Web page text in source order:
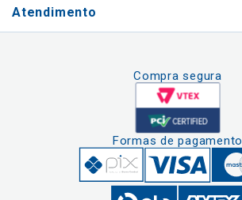
Atendimento
Compra segura
Formas de pagamento